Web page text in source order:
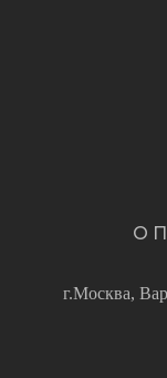
г.Москва,